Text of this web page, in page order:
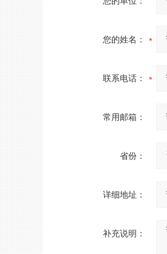
您的姓名：
联系电话：
常用邮箱：
省份：
详细地址：
补充说明：